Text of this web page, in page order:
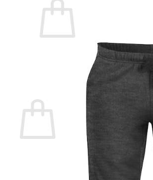
Inga produkter i varukorgen.
Gå tillbaka till butiken
Inga produkter i varukorgen.
Gå tillbaka till butiken